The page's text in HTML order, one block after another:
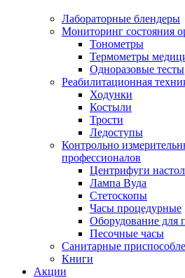
Лабораторные блендеры
Мониторинг состояния
Тонометры
Термометры
Одноразовые тесты
Реабилитационная
Ходунки
Костыли
Трости
Ледоступы
Контрольно
профессионалов
Центрифуги
Лампа Вуда
Стетоскопы
Часы процедурные
Оборудование для
Песочные часы
Санитарные
Книги
Акции